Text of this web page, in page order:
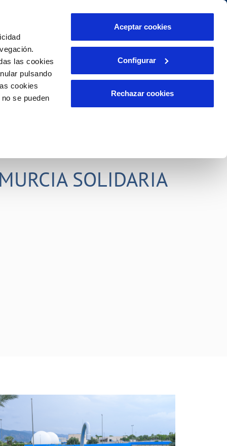
las cookies
pulsando
cookies
se pueden
Aceptar cookies
Configurar
Rechazar cookies
INCIDENCIAS
Comunica anomalías o posibles
PORTAL DE TRANSPARENCIA
Área de clientes
SOLIDARIA